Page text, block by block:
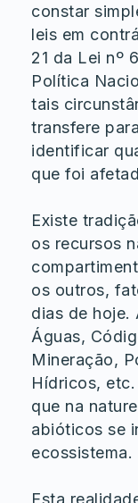
constar
leis em
21 da Lei nº
Política
tais
transfere
identificar
que foi
Existe
os recursos
os outros,
dias de hoje.
Águas,
Mineração,
Hídricos,
que na
abióticos se
ecossistema.
Esta